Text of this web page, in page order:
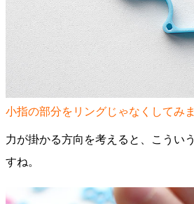
小指の部分をリングじゃなくしてみま
力が掛かる方向を考えると、こうい
すね。